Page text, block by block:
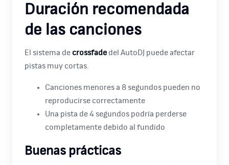
Duración recomendada
de las canciones
El sistema de crossfade del AutoDJ puede afectar
pistas muy cortas.
Canciones menores a 8 segundos pueden no
reproducirse correctamente
Una pista de 4 segundos podría perderse
completamente debido al fundido
Buenas prácticas